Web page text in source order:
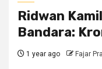
Ridwan
Bandara:
1 year ago Fajar